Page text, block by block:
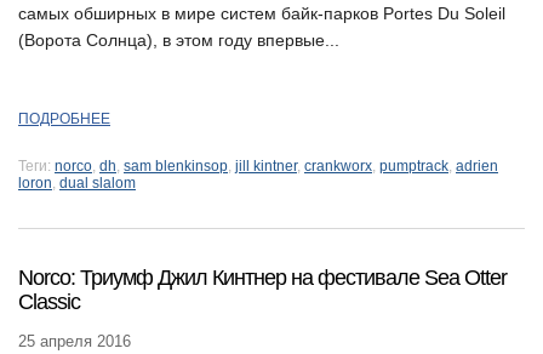
самых обширных в мире систем байк-парков Portes Du Soleil
(Ворота Солнца), в этом году впервые...
ПОДРОБНЕЕ
Теги: norco, dh, sam blenkinsop, jill kintner, crankworx, pumptrack, adrien
loron, dual slalom
Norco: Триумф Джил Кинтнер на фестивале Sea Otter
Classic
25 апреля 2016